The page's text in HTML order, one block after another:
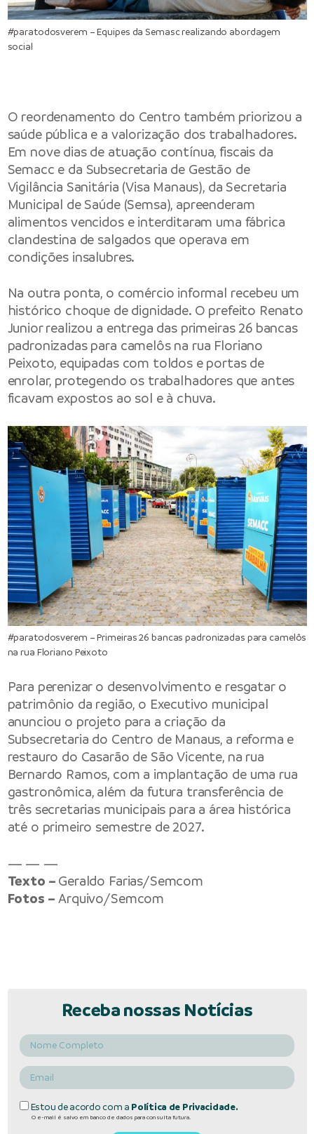
#paratodosverem – Equipes da Semasc realizando abordagem
social
O reordenamento do Centro também priorizou a
saúde pública e a valorização dos trabalhadores.
Em nove dias de atuação contínua, fiscais da
Semacc e da Subsecretaria de Gestão de
Vigilância Sanitária (Visa Manaus), da Secretaria
Municipal de Saúde (Semsa), apreenderam
alimentos vencidos e interditaram uma fábrica
clandestina de salgados que operava em
condições insalubres.
Na outra ponta, o comércio informal recebeu um
histórico choque de dignidade. O prefeito Renato
Junior realizou a entrega das primeiras 26 bancas
padronizadas para camelôs na rua Floriano
Peixoto, equipadas com toldos e portas de
enrolar, protegendo os trabalhadores que antes
ficavam expostos ao sol e à chuva.
#paratodosverem – Primeiras 26 bancas padronizadas para camelôs
na rua Floriano Peixoto
Para perenizar o desenvolvimento e resgatar o
patrimônio da região, o Executivo municipal
anunciou o projeto para a criação da
Subsecretaria do Centro de Manaus, a reforma e
restauro do Casarão de São Vicente, na rua
Bernardo Ramos, com a implantação de uma rua
gastronômica, além da futura transferência de
três secretarias municipais para a área histórica
até o primeiro semestre de 2027.
— — —
Texto – Geraldo Farias/Semcom
Fotos – Arquivo/Semcom
Receba nossas Notícias
Estou de acordo com a Política de Privacidade.
O e-mail é salvo em banco de dados para consulta futura.